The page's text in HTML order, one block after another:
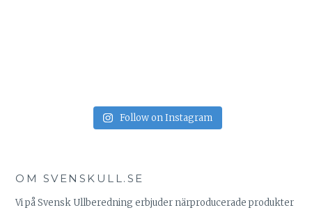
Follow on Instagram
OM SVENSKULL.SE
Vi på Svensk Ullberedning erbjuder närproducerade produkter